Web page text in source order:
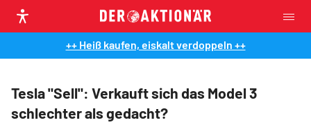
++ Heiß kaufen, eiskalt verdoppeln ++
Tesla "Sell": Verkauft sich das Model 3
schlechter als gedacht?